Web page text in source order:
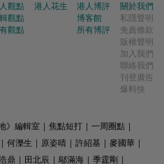
觀點
觀點
觀點
港人花生
港人博評
博客館
所有博評
關於我們
私隱聲明
免責條款
版權聲明
加入我們
聯絡我們
刊登廣告
爆料快
》編輯室 焦點短打 一周圈點
何濼生 原姿晴 許紹基 麥國華
鼎 田北辰 鄔滿海 季霆剛